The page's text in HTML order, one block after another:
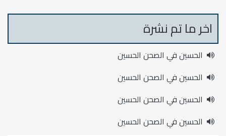
اخر ما تم نشرة
الحسين في الصحن الحسين
الحسين في الصحن الحسين
الحسين في الصحن الحسين
الحسين في الصحن الحسين